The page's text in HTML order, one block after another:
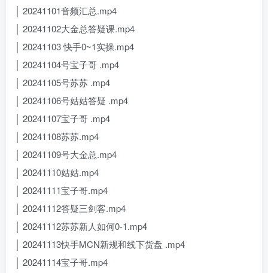
│ 20241101音频汇总.mp4
│ 20241102大金总答疑课.mp4
│ 20241103 快手0~1实操.mp4
│ 20241104号宝子哥 .mp4
│ 20241105号苏苏 .mp4
│ 20241106号姑姑答疑 .mp4
│ 20241107宝子哥 .mp4
│ 20241108苏苏.mp4
│ 20241109号大金总.mp4
│ 20241110姑姑.mp4
│ 20241111宝子哥.mp4
│ 20241112答疑三剑客.mp4
│ 20241112苏苏新人如何0-1.mp4
│ 20241113快手MCN新规和线下货盘 .mp4
│ 20241114宝子哥.mp4